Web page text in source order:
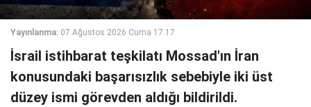
Yayınlanma: 07 Ağustos 2026 Cuma 17:17
İsrail istihbarat teşkilatı Mossad'ın İran
konusundaki başarısızlık sebebiyle iki üst
düzey ismi görevden aldığı bildirildi.